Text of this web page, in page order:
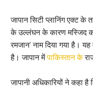
जापान सिटी प्लानिंग एक्ट के
के उल्लंघन के कारण मस्जिद को
रमजान’ नाम दिया गया है।
है। जापान मेंपाकिस्तान के
जापानी अधिकारियों ने कहा